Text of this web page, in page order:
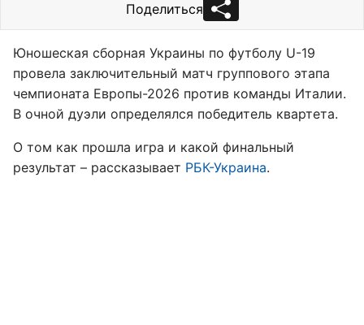
Поделиться
Юношеская сборная Украины по футболу U-19
провела заключительный матч группового этапа
чемпионата Европы-2026 против команды Италии.
В очной дуэли определялся победитель квартета.
О том как прошла игра и какой финальный
результат – рассказывает РБК-Украина.